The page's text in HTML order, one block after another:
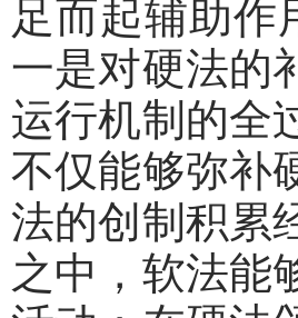
足而起辅助作
一是对硬法的
运行机制的
不仅能够弥补
法的创制积累
之中，软法能